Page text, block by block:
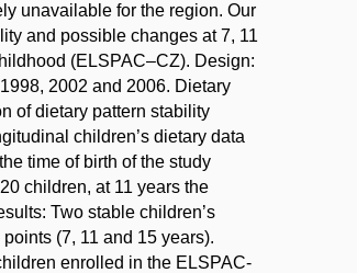
unavailable for the region. Our
and possible changes at 7, 11
(ELSPAC–CZ). Design:
2002 and 2006. Dietary
of dietary pattern stability
children’s dietary data
time of birth of the study
children, at 11 years the
Two stable children’s
(7, 11 and 15 years).
enrolled in the ELSPAC-